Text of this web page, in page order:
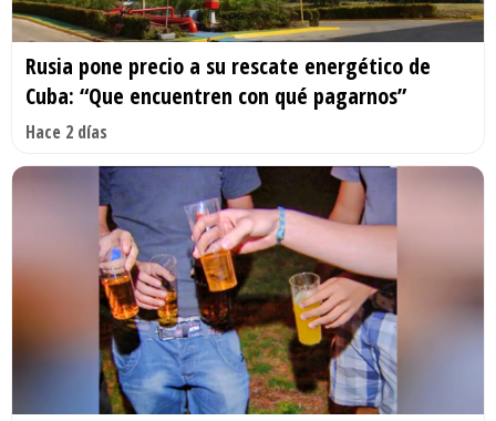
Rusia pone precio a su rescate energético de
Cuba: “Que encuentren con qué pagarnos”
Hace 2 días